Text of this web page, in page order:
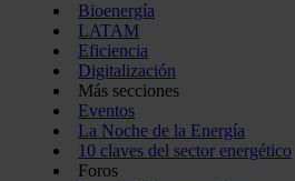
Bioenergía
LATAM
Eficiencia
Digitalización
Más secciones
Eventos
La Noche de la Energía
10 claves del sector energético
Foros